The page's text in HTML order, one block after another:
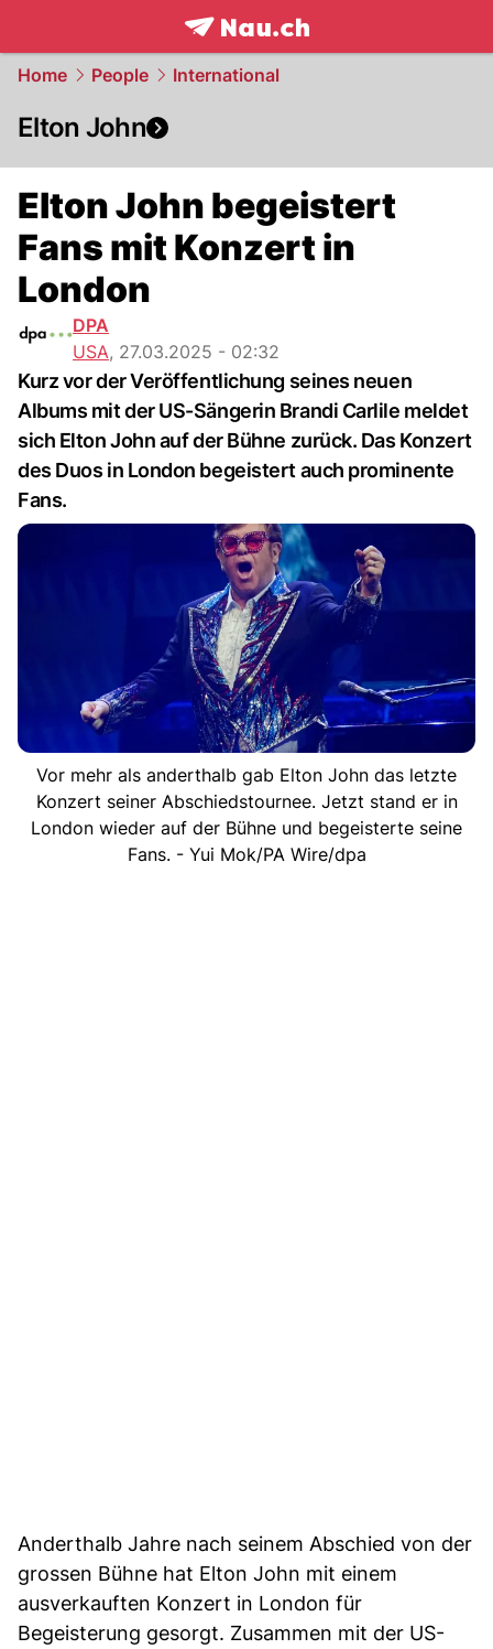
frontpage.NAU.ch
Home People International
Elton John
Elton John begeistert
Fans mit Konzert in
London
DPA
USA, 27.03.2025 - 02:32
Kurz vor der Veröffentlichung seines neuen
Albums mit der US-Sängerin Brandi Carlile meldet
sich Elton John auf der Bühne zurück. Das Konzert
des Duos in London begeistert auch prominente
Fans.
Vor mehr als anderthalb gab Elton John das letzte
Konzert seiner Abschiedstournee. Jetzt stand er in
London wieder auf der Bühne und begeisterte seine
Fans. - Yui Mok/PA Wire/dpa
Anderthalb Jahre nach seinem Abschied von der
grossen Bühne hat Elton John mit einem
ausverkauften Konzert in London für
Begeisterung gesorgt. Zusammen mit der US-